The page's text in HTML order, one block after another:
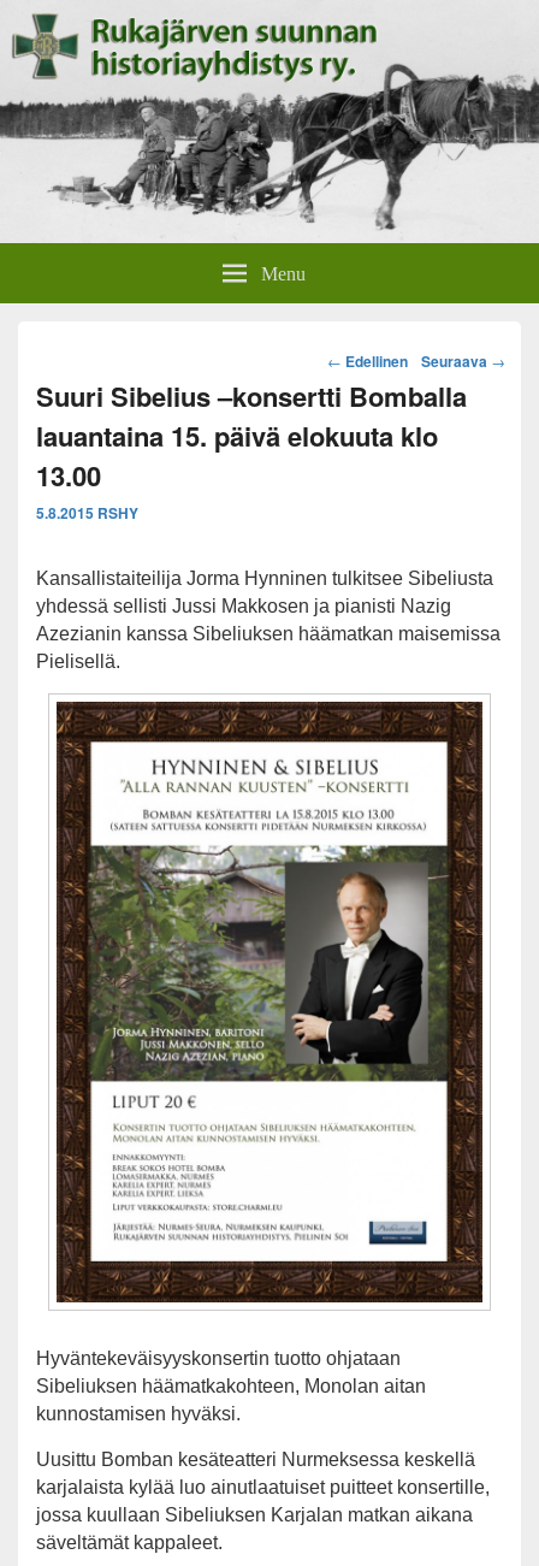
Rukajärven suunnan
historiayhdistys
Menu
Post
navigation
← Edellinen Seuraava →
Suuri Sibelius –konsertti Bomballa
lauantaina 15. päivä elokuuta klo
13.00
5.8.2015 RSHY
Kansallistaiteilija Jorma Hynninen tulkitsee Sibeliusta
yhdessä sellisti Jussi Makkosen ja pianisti Nazig
Azezianin kanssa Sibeliuksen häämatkan maisemissa
Pielisellä.
Hyväntekeväisyyskonsertin tuotto ohjataan
Sibeliuksen häämatkakohteen, Monolan aitan
kunnostamisen hyväksi.
Uusittu Bomban kesäteatteri Nurmeksessa keskellä
karjalaista kylää luo ainutlaatuiset puitteet konsertille,
jossa kuullaan Sibeliuksen Karjalan matkan aikana
säveltämät kappaleet.